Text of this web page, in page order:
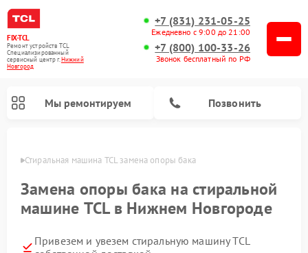
FIX-TCL
Ремонт устройств TCL
Специализированный
cервисный центр г.Нижний
Новгород
+7 (831) 231-05-25
Ежедневно с 9:00 до 21:00
+7 (800) 100-33-26
Звонок бесплатный по РФ
Мы ремонтируем Позвонить
Стиральная машина TCL замена опоры бака
Замена опоры бака на стиральной
машине TCL в Нижнем Новгороде
Привезем и увезем стиральную машину TCL